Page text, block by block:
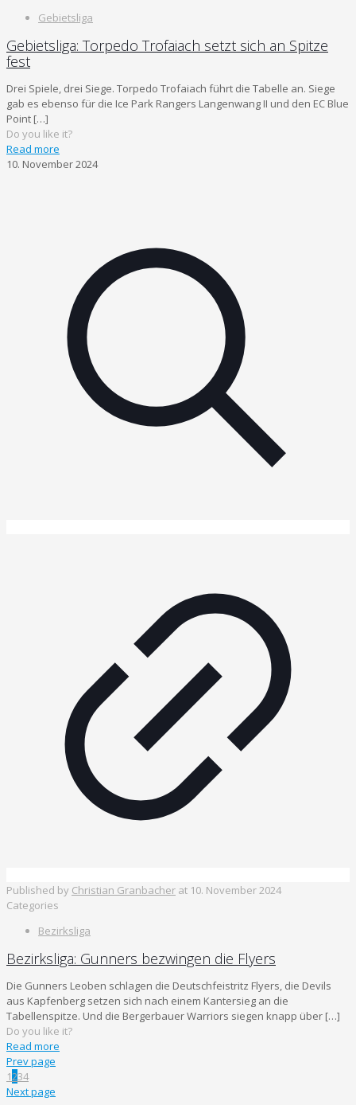
Gebietsliga
Gebietsliga: Torpedo Trofaiach setzt sich an Spitze
fest
Drei Spiele, drei Siege. Torpedo Trofaiach führt die Tabelle an. Siege
gab es ebenso für die Ice Park Rangers Langenwang II und den EC Blue
Point […]
Do you like it?
Read more
10. November 2024
Published by Christian Granbacher at 10. November 2024
Categories
Bezirksliga
Bezirksliga: Gunners bezwingen die Flyers
Die Gunners Leoben schlagen die Deutschfeistritz Flyers, die Devils
aus Kapfenberg setzen sich nach einem Kantersieg an die
Tabellenspitze. Und die Bergerbauer Warriors siegen knapp über […]
Do you like it?
Read more
Prev page
1234
Next page